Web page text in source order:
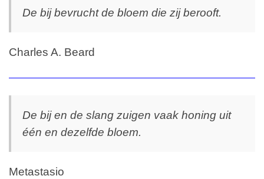
De bij bevrucht de bloem die zij berooft.
Charles A. Beard
De bij en de slang zuigen vaak honing uit
één en dezelfde bloem.
Metastasio